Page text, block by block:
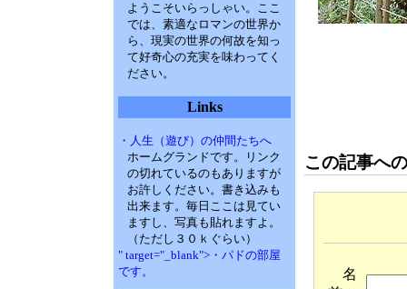
ようこそいらっしゃい。ここ
では、素適なロマンの世界か
ら、現実の世界の何故を知っ
て好奇心の充実を味わってく
ださい。
Links
・人生（遊び）の仲間たちへ
ホームグランドです。リンク
の切れているのもありますが
お許しください。書き込みも
出来ます。毎日ここは見てい
ますし、写真も貼れますよ。
（ただし３０ｋぐらい）
" target="_blank">・パドの部屋
です。
この記事へ
名